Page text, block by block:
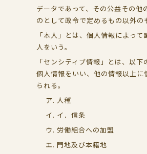
データであって、その公益その他
のとして政令で定めるもの以外の
「本人」とは、個人情報によっ
人をいう。
「センシティブ情報」とは、以
個人情報をいい、他の情報以上に
られる。
人種
イ．信条
労働組合への加盟
門地及び本籍地